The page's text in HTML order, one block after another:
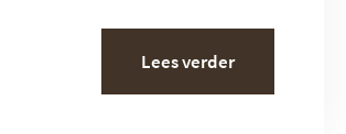
Lees verder